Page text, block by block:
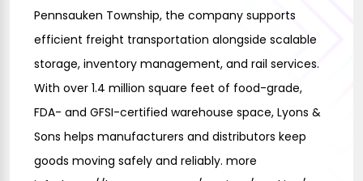
Pennsauken Township, the company supports
efficient freight transportation alongside scalable
storage, inventory management, and rail services.
With over 1.4 million square feet of food-grade,
FDA- and GFSI-certified warehouse space, Lyons &
Sons helps manufacturers and distributors keep
goods moving safely and reliably. more